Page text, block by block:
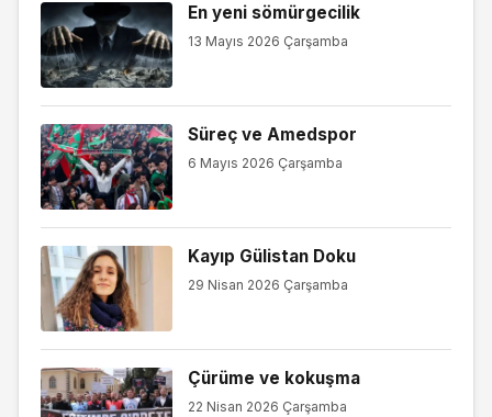
En yeni sömürgecilik
13 Mayıs 2026 Çarşamba
Süreç ve Amedspor
6 Mayıs 2026 Çarşamba
Kayıp Gülistan Doku
29 Nisan 2026 Çarşamba
Çürüme ve kokuşma
22 Nisan 2026 Çarşamba